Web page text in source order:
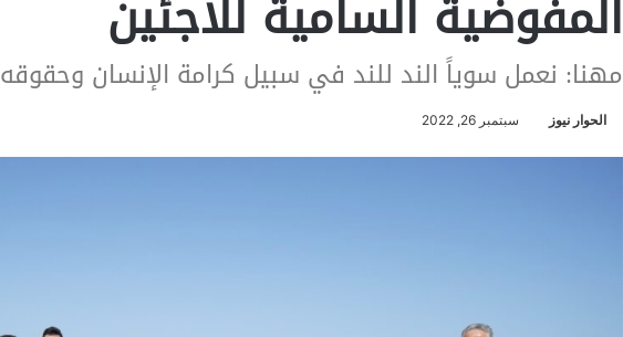
المفوضية السامية للاجئين
مهنا: نعمل سوياً الند للند في سبيل كرامة الإنسان وحقوقه
الحوار نيوز سبتمبر 26, 2022